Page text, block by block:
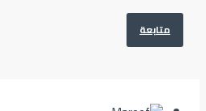
متابعة